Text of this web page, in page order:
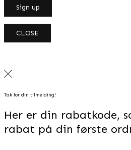
CLOSE
Tak for din tilmelding!
Her er din rabatkode,
rabat på din første